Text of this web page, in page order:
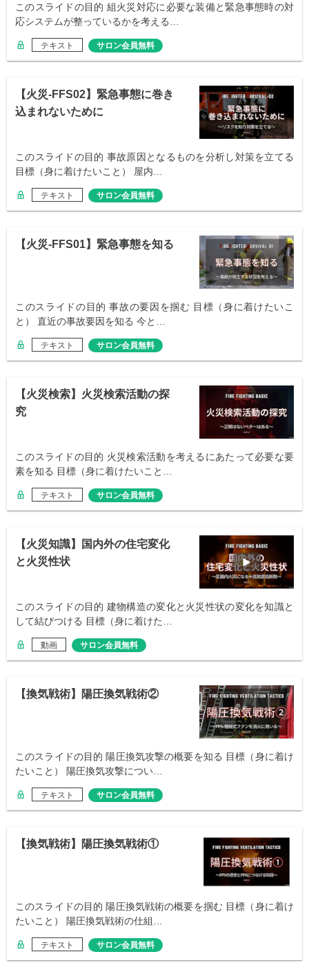
このスライドの目的 組火災対応に必要な装備と緊急事態時の対
応システムが整っているかを考える…
テキスト サロン会員無料
【火災-FFS02】緊急事態に巻き
込まれないために
このスライドの目的 事故原因となるものを分析し対策を立てる
目標（身に着けたいこと） 屋内…
テキスト サロン会員無料
【火災-FFS01】緊急事態を知る
このスライドの目的 事故の要因を掴む 目標（身に着けたいこ
と） 直近の事故要因を知る 今と…
テキスト サロン会員無料
【火災検索】火災検索活動の探
究
このスライドの目的 火災検索活動を考えるにあたって必要な要
素を知る 目標（身に着けたいこと…
テキスト サロン会員無料
【火災知識】国内外の住宅変化
と火災性状
このスライドの目的 建物構造の変化と火災性状の変化を知識と
して結びつける 目標（身に着けた…
動画 サロン会員無料
【換気戦術】陽圧換気戦術②
このスライドの目的 陽圧換気攻撃の概要を知る 目標（身に着け
たいこと） 陽圧換気攻撃につい…
テキスト サロン会員無料
【換気戦術】陽圧換気戦術①
このスライドの目的 陽圧換気戦術の概要を掴む 目標（身に着け
たいこと） 陽圧換気戦術の仕組…
テキスト サロン会員無料